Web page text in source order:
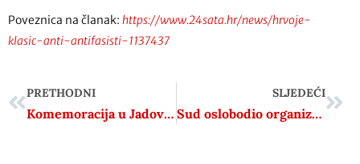
Poveznica na članak: https://www.24sata.hr/news/hrvoje-
klasic-anti-antifasisti-1137437
PRETHODNI
Komemoracija u Jadovnu. Boris Tadić: Srbi su organski sastavni dio hrvatskog društva
SLJEDEĆI
Sud oslobodio organizatoricu marša “Ujedinjenjeni protiv fašizma” u Zagrebu